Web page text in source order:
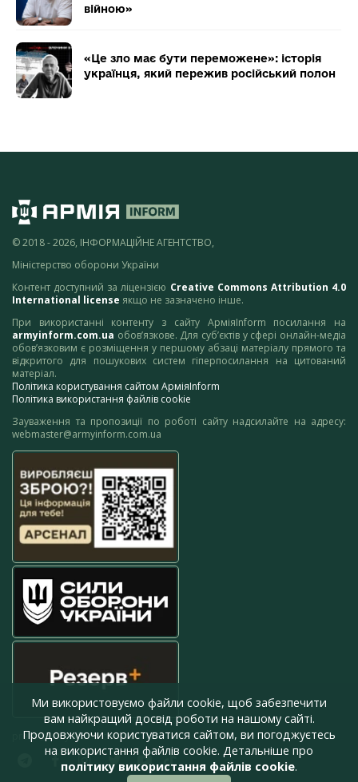
війною»
«Це зло має бути переможене»: історія
українця, який пережив російський полон
© 2018 - 2026, ІНФОРМАЦІЙНЕ АГЕНТСТВО,
Міністерство оборони України
Контент доступний за ліцензією Creative Commons Attribution 4.0
International license якщо не зазначено інше.
При використанні контенту з сайту АрміяInform посилання на
armyinform.com.ua обов’язкове. Для суб’єктів у сфері онлайн-медіа
обов’язковим є розміщення у першому абзаці матеріалу прямого та
відкритого для пошукових систем гіперпосилання на цитований
матеріал.
Політика користування сайтом АрміяInform
Політика використання файлів cookie
Зауваження та пропозиції по роботі сайту надсилайте на адресу:
webmaster@armyinform.com.ua
press@armyinform.com.ua
Ми використовуємо файли cookie, щоб забезпечити
вам найкращий досвід роботи на нашому сайті.
Продовжуючи користуватися сайтом, ви погоджуєтесь
на використання файлів cookie. Детальніше про
політику використання файлів cookie.